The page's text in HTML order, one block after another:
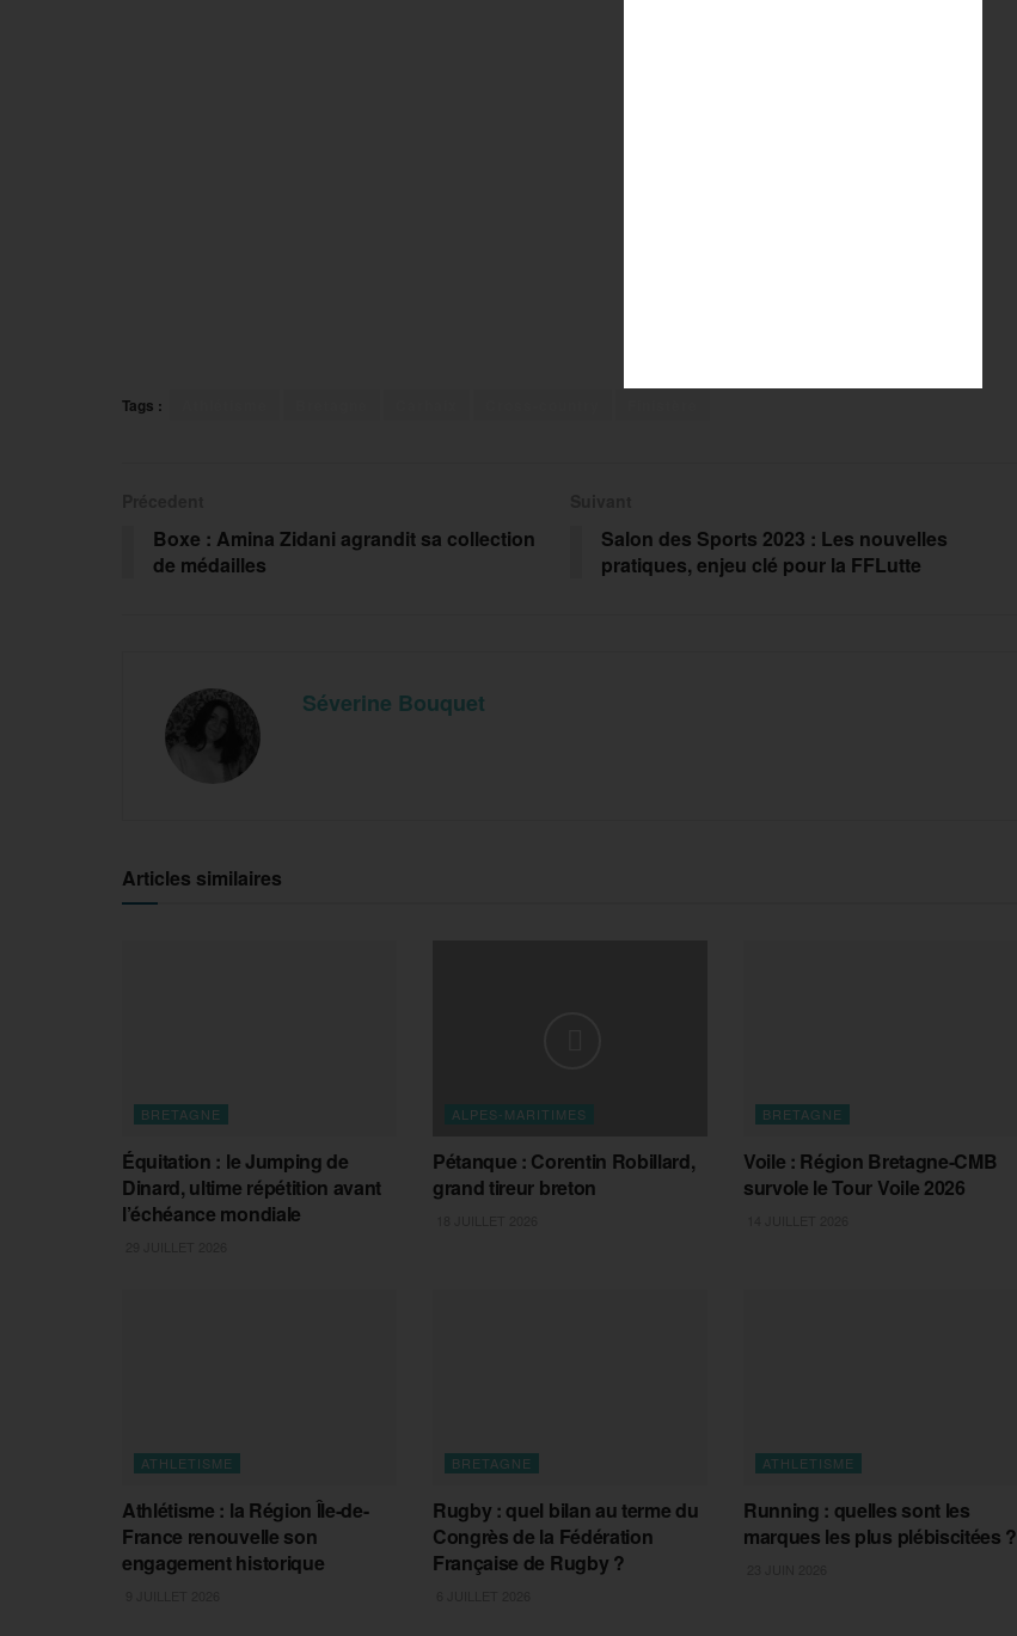
Tags :
Boxe : Amina Zidani agrandit sa collection
de médailles
Salon des Sports 2023 : Les nouvelles
pratiques, enjeu clé pour la FFLutte
Séverine Bouquet
Articles similaires
BRETAGNE
Équitation : le Jumping de
Dinard, ultime répétition avant
l’échéance mondiale
ALPES-MARITIMES
Pétanque : Corentin Robillard,
grand tireur breton
BRETAGNE
Voile : Région Bretagne-CMB
survole le Tour Voile 2026
ATHLETISME
Athlétisme : la Région Île-de-
France renouvelle son
engagement historique
BRETAGNE
Rugby : quel bilan au terme du
Congrès de la Fédération
Française de Rugby ?
ATHLETISME
Running : quelles sont les
marques les plus plébiscitées ?